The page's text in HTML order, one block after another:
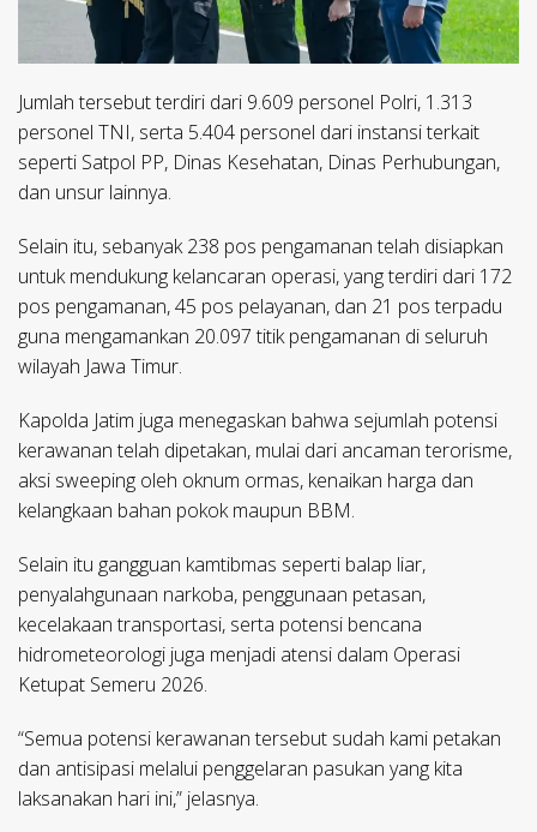
Jumlah tersebut terdiri dari 9.609 personel Polri, 1.313
personel TNI, serta 5.404 personel dari instansi terkait
seperti Satpol PP, Dinas Kesehatan, Dinas Perhubungan,
dan unsur lainnya.
Selain itu, sebanyak 238 pos pengamanan telah disiapkan
untuk mendukung kelancaran operasi, yang terdiri dari 172
pos pengamanan, 45 pos pelayanan, dan 21 pos terpadu
guna mengamankan 20.097 titik pengamanan di seluruh
wilayah Jawa Timur.
Kapolda Jatim juga menegaskan bahwa sejumlah potensi
kerawanan telah dipetakan, mulai dari ancaman terorisme,
aksi sweeping oleh oknum ormas, kenaikan harga dan
kelangkaan bahan pokok maupun BBM.
Selain itu gangguan kamtibmas seperti balap liar,
penyalahgunaan narkoba, penggunaan petasan,
kecelakaan transportasi, serta potensi bencana
hidrometeorologi juga menjadi atensi dalam Operasi
Ketupat Semeru 2026.
“Semua potensi kerawanan tersebut sudah kami petakan
dan antisipasi melalui penggelaran pasukan yang kita
laksanakan hari ini,” jelasnya.